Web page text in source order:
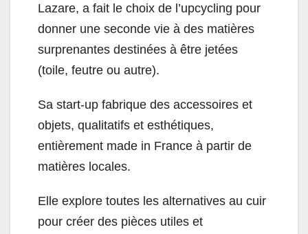
Lazare, a fait le choix de l’upcycling pour
donner une seconde vie à des matières
surprenantes destinées à être jetées
(toile, feutre ou autre).
Sa start-up fabrique des accessoires et
objets, qualitatifs et esthétiques,
entièrement made in France à partir de
matières locales.
Elle explore toutes les alternatives au cuir
pour créer des pièces utiles et